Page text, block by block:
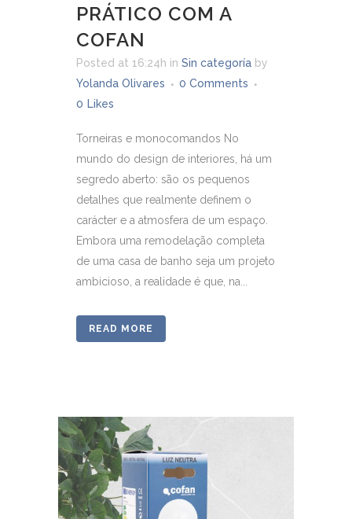
PRÁTICO COM A
COFAN
Posted at 16:24h in Sin categoría by
Yolanda Olivares
0 Comments
0 Likes
Torneiras e monocomandos No
mundo do design de interiores, há um
segredo aberto: são os pequenos
detalhes que realmente definem o
carácter e a atmosfera de um espaço.
Embora uma remodelação completa
de uma casa de banho seja um projeto
ambicioso, a realidade é que, na...
READ MORE